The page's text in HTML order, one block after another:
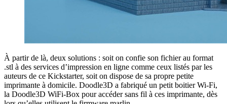
À partir de là, deux solutions : soit on confie son fichier au format
.stl à des services d’impression en ligne comme ceux listés par les
auteurs de ce Kickstarter, soit on dispose de sa propre petite
imprimante à domicile. Doodle3D a fabriqué un petit boitier Wi-Fi,
la Doodle3D WiFi-Box pour accéder sans fil à ces imprimante, dès